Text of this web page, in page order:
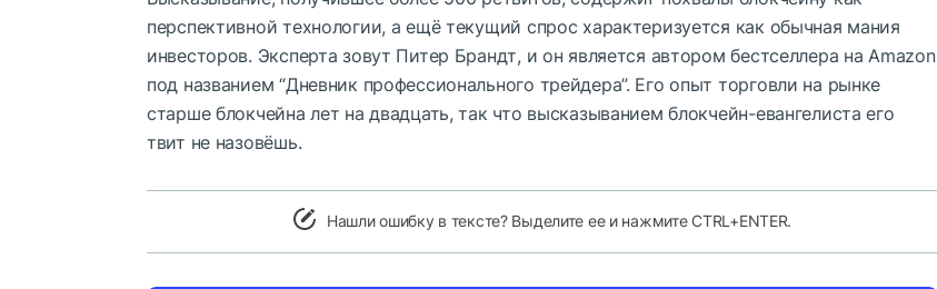
перспективной технологии, а ещё текущий спрос характеризуется как обычная мания
инвесторов. Эксперта зовут Питер Брандт, и он является автором бестселлера на Amazon
под названием “Дневник профессионального трейдера”. Его опыт торговли на рынке
старше блокчейна лет на двадцать, так что высказыванием блокчейн-евангелиста его
твит не назовёшь.
Нашли ошибку в тексте? Выделите ее и нажмите CTRL+ENTER.